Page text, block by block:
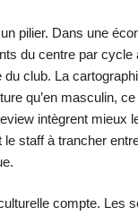
pilier. Dans une
du centre par cycle
du club. La
qu’en masculin,
intègrent mieux
le staff à trancher
compte. Les